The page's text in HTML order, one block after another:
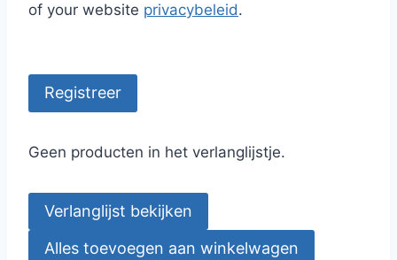
of your website privacybeleid.
Registreer
Geen producten in het verlanglijstje.
Verlanglijst bekijken
Alles toevoegen aan winkelwagen